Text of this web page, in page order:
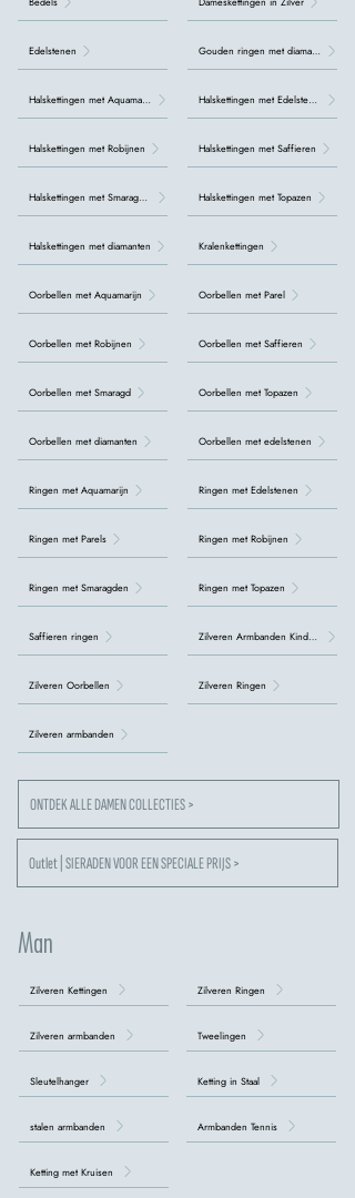
Edelstenen
Halskettingen met Aquamarijn
Halskettingen met Robijnen
Halskettingen met Smaragden
Halskettingen met diamanten
Oorbellen met Aquamarijn
Oorbellen met Robijnen
Oorbellen met Smaragd
Oorbellen met diamanten
Ringen met Aquamarijn
Ringen met Parels
Ringen met Smaragden
Saffieren ringen
Zilveren Oorbellen
Zilveren armbanden
Gouden ringen met diamanten
Halskettingen met Edelstenen
Halskettingen met Saffieren
Halskettingen met Topazen
Kralenkettingen
Oorbellen met Parel
Oorbellen met Saffieren
Oorbellen met Topazen
Oorbellen met edelstenen
Ringen met Edelstenen
Ringen met Robijnen
Ringen met Topazen
Zilveren Armbanden Kinderen
Zilveren Ringen
ONTDEK ALLE DAMEN COLLECTIES >
Outlet | SIERADEN VOOR EEN SPECIALE PRIJS >
Man
Zilveren Kettingen
Zilveren armbanden
Sleutelhanger
stalen armbanden
Ketting met Kruisen
Zilveren Ringen
Tweelingen
Ketting in Staal
Armbanden Tennis